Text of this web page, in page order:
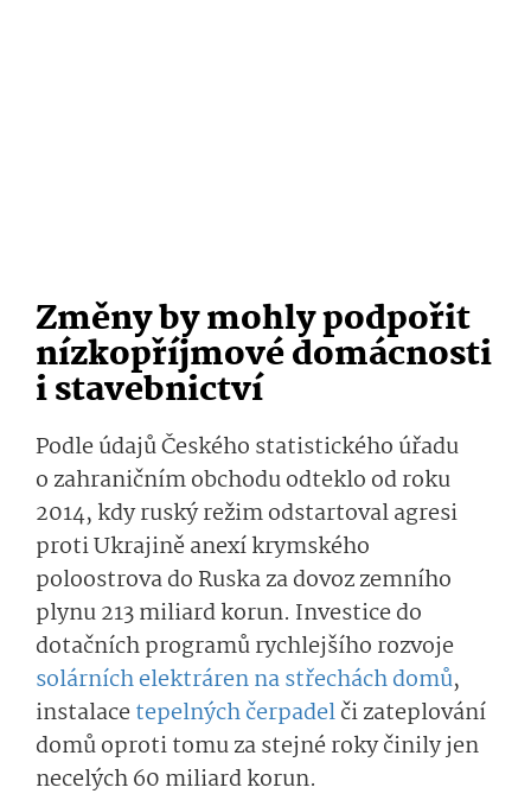
Změny by mohly podpořit
nízkopříjmové domácnosti
i stavebnictví
Podle údajů Českého statistického úřadu
o zahraničním obchodu odteklo od roku
2014, kdy ruský režim odstartoval agresi
proti Ukrajině anexí krymského
poloostrova do Ruska za dovoz zemního
plynu 213 miliard korun. Investice do
dotačních programů rychlejšího rozvoje
solárních elektráren na střechách domů,
instalacetepelných čerpadelči zateplování
domů oproti tomu za stejné roky činily jen
necelých 60 miliard korun.